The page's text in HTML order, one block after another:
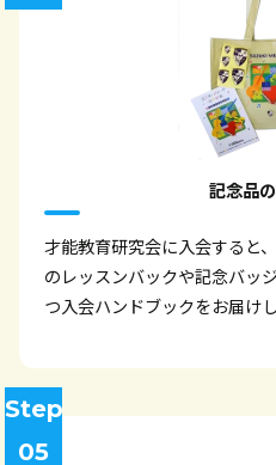
記念品
才能教育研究会に入会すると
のレッスンバックや記念バッ
つ入会ハンドブックをお届けし
Step
05